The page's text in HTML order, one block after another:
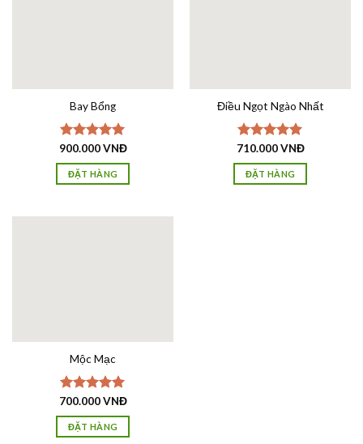
Bay Bổng
Được xếp
hạng5.00
5 sao
900.000VNĐ
ĐẶT HÀNG
Điều Ngọt Ngào Nhất
Được xếp
hạng5.00
5 sao
710.000VNĐ
ĐẶT HÀNG
Mộc Mạc
Được xếp
hạng5.00
5 sao
700.000VNĐ
ĐẶT HÀNG